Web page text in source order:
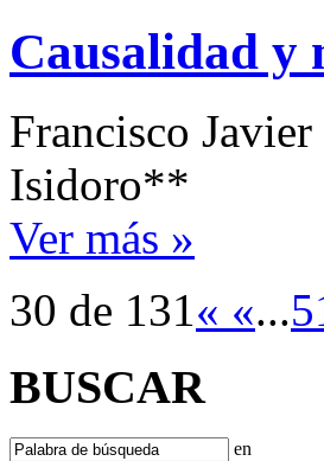
Causalidad y
Francisco
Isidoro**
Ver más »
30 de 131« «...5
BUSCAR
en